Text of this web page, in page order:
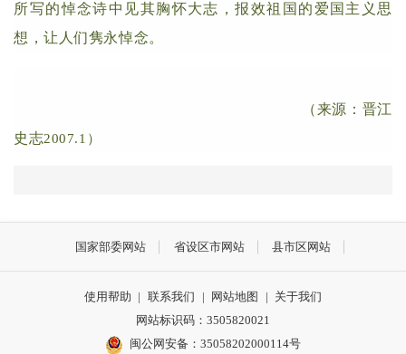
所写的悼念诗中见其胸怀大志，报效祖国的爱国主义思
想，让人们隽永悼念。
（来源：晋江
史志2007.1）
国家部委网站 省设区市网站 县市区网站
使用帮助 | 联系我们 | 网站地图 | 关于我们
网站标识码：3505820021
闽公网安备：35058202000114号